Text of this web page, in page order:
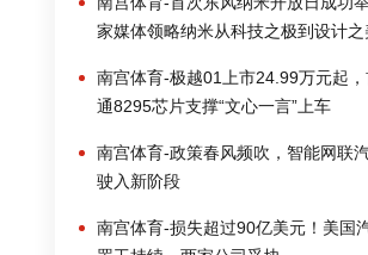
家媒体领略纳米从科技之极到设计之
南宫体育-极越01上市24.99万元起
通8295芯片支撑“文心一言”上车
南宫体育-政策春风频吹，智能网联
驶入新阶段
南宫体育-损失超过90亿美元！美国